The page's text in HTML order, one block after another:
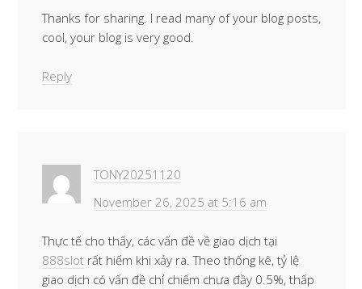
Thanks for sharing. I read many of your blog posts,
cool, your blog is very good.
Reply
TONY20251120
November 26, 2025 at 5:16 am
Thực tế cho thấy, các vấn đề về giao dịch tại
888slot rất hiếm khi xảy ra. Theo thống kê, tỷ lệ
giao dịch có vấn đề chỉ chiếm chưa đầy 0.5%, thấp